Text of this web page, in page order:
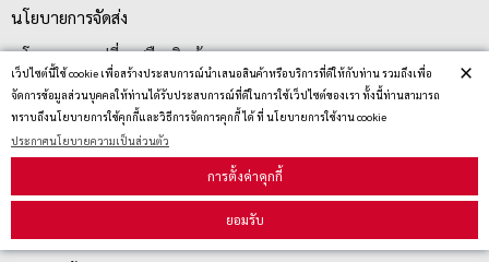
เว็ปไซต์นี้ใช้ cookie เพื่อสร้างประสบการณ์นำเสนอสินค้าหรือบริการที่ดีให้กับท่าน รวมถึงเพื่อ
จัดการข้อมูลส่วนบุคคลให้ท่านได้รับประสบการณ์ที่ดีในการใช้เว็ปไซต์ของเรา ทั้งนี้ท่านสามารถ
ทราบถึงนโยบายการใช้คุกกี้และวิธีการจัดการคุกกี้ ได้ ที่ นโยบายการใช้งาน cookie
ประกาศนโยบายความเป็นส่วนตัว
การตั้งค่าคุกกี้
ยอมรับ
×
นโยบายการจัดส่ง
นโยบายการเปลี่ยน/คืน สินค้า
บริการลูกค้า
ตรวจสอบสถานะสินค้า
คู่มือนักช้อป